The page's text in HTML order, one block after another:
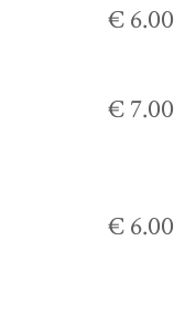
€ 6.00
€ 7.00
€ 6.00